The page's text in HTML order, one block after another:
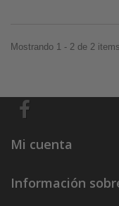
Mostrando 1 - 2 de 2 items
Mi cuenta
Información